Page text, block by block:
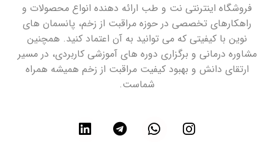
فروشگاه اینترنتی نت و طب ارائه دهنده انواع محصولات و
راهکارهای تخصصی در حوزه مراقبت از زخم، پانسمان های
نوین با کیفیتی که می توانید به آن اعتماد کنید. همچنین
مشاوره درمانی و برگزاری دوره های آموزشی کاربردی، در مسیر
ارتقای دانش و بهبود کیفیت مراقبت از زخم همیشه همراه
شماست.